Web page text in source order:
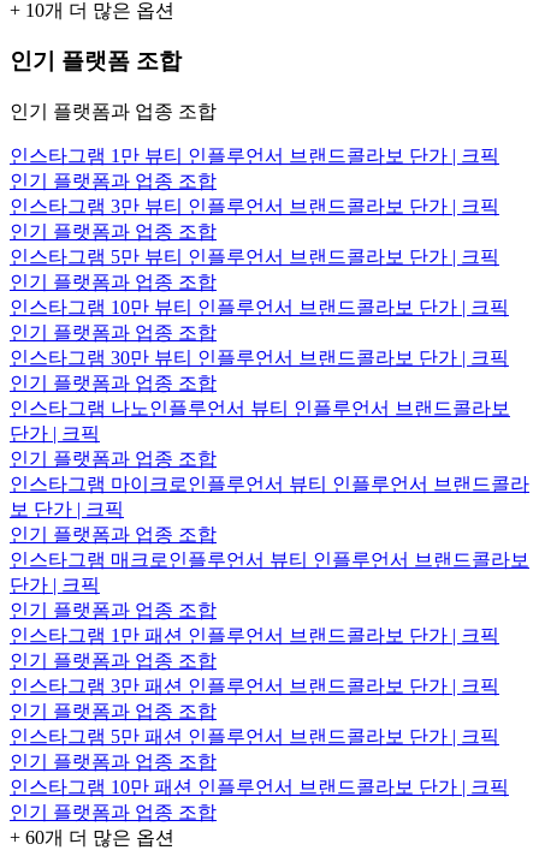
+ 10개 더 많은 옵션
인기 플랫폼 조합
인기 플랫폼과 업종 조합
인스타그램 1만 뷰티 인플루언서 브랜드콜라보 단가 | 크픽
인기 플랫폼과 업종 조합
인스타그램 3만 뷰티 인플루언서 브랜드콜라보 단가 | 크픽
인기 플랫폼과 업종 조합
인스타그램 5만 뷰티 인플루언서 브랜드콜라보 단가 | 크픽
인기 플랫폼과 업종 조합
인스타그램 10만 뷰티 인플루언서 브랜드콜라보 단가 | 크픽
인기 플랫폼과 업종 조합
인스타그램 30만 뷰티 인플루언서 브랜드콜라보 단가 | 크픽
인기 플랫폼과 업종 조합
인스타그램 나노인플루언서 뷰티 인플루언서 브랜드콜라보
단가 | 크픽
인기 플랫폼과 업종 조합
인스타그램 마이크로인플루언서 뷰티 인플루언서 브랜드콜라
보 단가 | 크픽
인기 플랫폼과 업종 조합
인스타그램 매크로인플루언서 뷰티 인플루언서 브랜드콜라보
단가 | 크픽
인기 플랫폼과 업종 조합
인스타그램 1만 패션 인플루언서 브랜드콜라보 단가 | 크픽
인기 플랫폼과 업종 조합
인스타그램 3만 패션 인플루언서 브랜드콜라보 단가 | 크픽
인기 플랫폼과 업종 조합
인스타그램 5만 패션 인플루언서 브랜드콜라보 단가 | 크픽
인기 플랫폼과 업종 조합
인스타그램 10만 패션 인플루언서 브랜드콜라보 단가 | 크픽
인기 플랫폼과 업종 조합
+ 60개 더 많은 옵션